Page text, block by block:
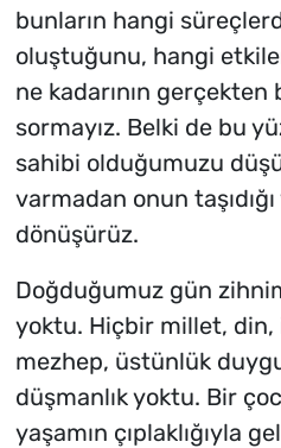
bunların hangi
oluştuğunu, hangi
ne kadarının
sormayız. Belki de bu
sahibi olduğumuzu
varmadan onun taşıdığı
dönüşürüz.
Doğduğumuz gün
yoktu. Hiçbir millet, din,
mezhep, üstünlük
düşmanlık yoktu. Bir
yaşamın çıplaklığıyla